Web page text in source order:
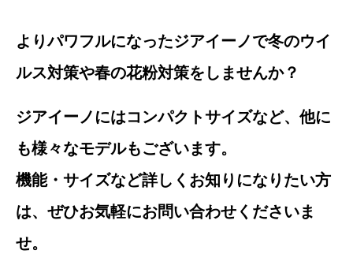
よりパワフルになったジアイーノで冬のウイ
ルス対策や春の花粉対策をしませんか？
ジアイーノにはコンパクトサイズなど、他に
も様々なモデルもございます。
機能・サイズなど詳しくお知りになりたい方
は、ぜひお気軽にお問い合わせくださいま
せ。